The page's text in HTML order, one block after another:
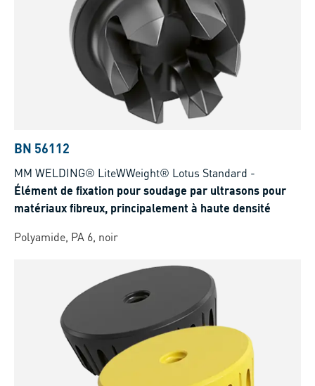
BN 56112
MM WELDING® LiteWWeight® Lotus Standard -
Élément de fixation pour soudage par ultrasons pour
matériaux fibreux, principalement à haute densité
Polyamide, PA 6, noir